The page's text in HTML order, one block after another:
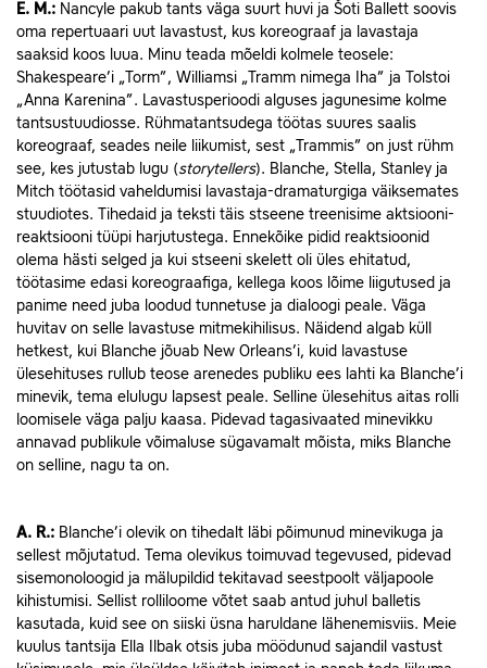
E. M.: Nancyle pakub tants väga suurt huvi ja Šoti Ballett soovis
oma repertuaari uut lavastust, kus koreograaf ja lavastaja
saaksid koos luua. Minu teada mõeldi kolmele teosele:
Shakespeare’i „Torm”, Williamsi „Tramm nimega Iha” ja Tolstoi
„Anna Karenina”. Lavastusperioodi alguses jagunesime kolme
tantsustuudiosse. Rühmatantsudega töötas suures saalis
koreograaf, seades neile liikumist, sest „Trammis” on just rühm
see, kes jutustab lugu (storytellers). Blanche, Stella, Stanley ja
Mitch töötasid vaheldumisi lavastaja-dramaturgiga väiksemates
stuudiotes. Tihedaid ja teksti täis stseene treenisime aktsiooni-
reaktsiooni tüüpi harjutustega. Ennekõike pidid reaktsioonid
olema hästi selged ja kui stseeni skelett oli üles ehitatud,
töötasime edasi koreograafiga, kellega koos lõime liigutused ja
panime need juba loodud tunnetuse ja dialoogi peale. Väga
huvitav on selle lavastuse mitmekihilisus. Näidend algab küll
hetkest, kui Blanche jõuab New Orleans’i, kuid lavastuse
ülesehituses rullub teose arenedes publiku ees lahti ka Blanche’i
minevik, tema elulugu lapsest peale. Selline ülesehitus aitas rolli
loomisele väga palju kaasa. Pidevad tagasivaated minevikku
annavad publikule võimaluse sügavamalt mõista, miks Blanche
on selline, nagu ta on.
A. R.: Blanche’i olevik on tihedalt läbi põimunud minevikuga ja
sellest mõjutatud. Tema olevikus toimuvad tegevused, pidevad
sisemonoloogid ja mälupildid tekitavad seestpoolt väljapoole
kihistumisi. Sellist rolliloome võtet saab antud juhul balletis
kasutada, kuid see on siiski üsna haruldane lähenemisviis. Meie
kuulus tantsija Ella Ilbak otsis juba möödunud sajandil vastust